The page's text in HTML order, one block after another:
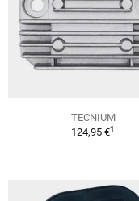
TECNIUM
124,95 €1